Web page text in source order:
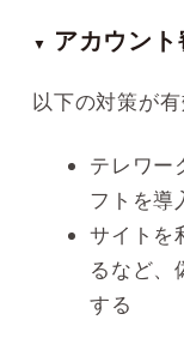
▼ アカウン
以下の対策が有
テレワー
フトを導
サイトを
るなど、
する